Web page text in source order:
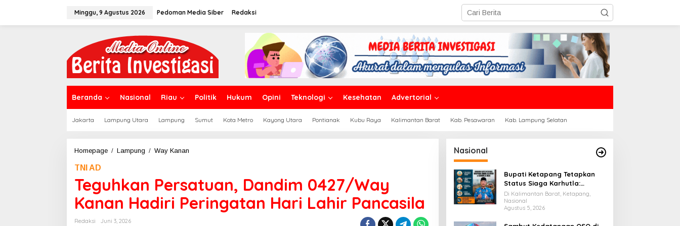
Minggu, 9 Agustus 2026 Pedoman Media Siber Redaksi
Beranda Nasional Riau Politik Hukum Opini Teknologi Kesehatan Advertorial
Jakarta Lampung Utara Lampung Sumut Kota Metro Kayong Utara Pontianak Kubu Raya Kalimantan Barat Kab. Pesawaran Kab. Lampung Selatan
Homepage / Lampung / Way Kanan
h
a
TNI AD
Teguhkan Persatuan, Dandim 0427/Way
Kanan Hadiri Peringatan Hari Lahir Pancasila
Redaksi
Juni 3, 2026
Nasional
Bupati Ketapang Tetapkan
Status Siaga Karhutla:
Masyarakat Diimbau
Waspada Cuaca Ekstrem
Di Kalimantan Barat, Ketapang,
Nasional
Agustus 5, 2026